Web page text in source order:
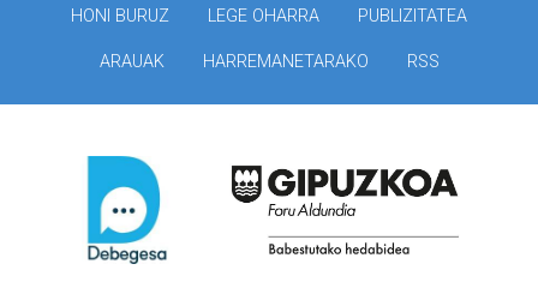
HONI BURUZ LEGE OHARRA PUBLIZITATEA
ARAUAK HARREMANETARAKO RSS